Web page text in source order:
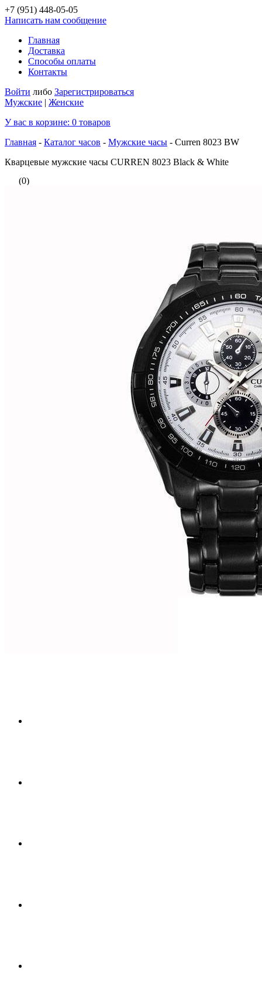
+7 (951) 448-05-05
Написать нам сообщение
Главная
Доставка
Способы оплаты
Контакты
Войти либо Зарегистрироваться
Мужские | Женские
У вас в корзине: 0 товаров
Главная - Каталог часов - Мужские часы - Curren 8023 BW
Кварцевые мужские часы CURREN 8023 Black & White
(0)